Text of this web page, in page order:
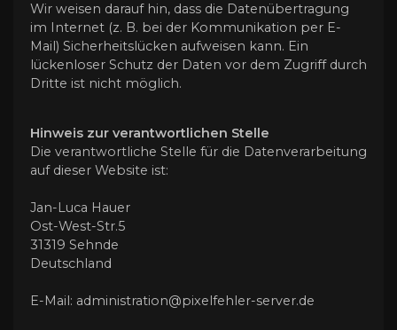
Wir weisen darauf hin, dass die Datenübertragung
im Internet (z. B. bei der Kommunikation per E-
Mail) Sicherheitslücken aufweisen kann. Ein
lückenloser Schutz der Daten vor dem Zugriff durch
Dritte ist nicht möglich.
Hinweis zur verantwortlichen Stelle
Die verantwortliche Stelle für die Datenverarbeitung
auf dieser Website ist:
Jan-Luca Hauer
Ost-West-Str.5
31319 Sehnde
Deutschland
E-Mail: administration@pixelfehler-server.de